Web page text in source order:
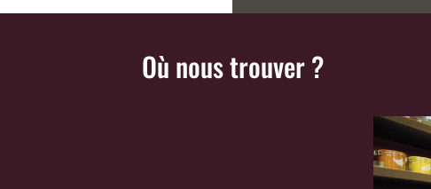
Où nous trouver ?